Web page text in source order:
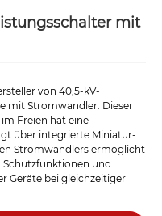
mit
von 40,5-kV-
mit Stromwandler. Dieser
Freien hat eine
über integrierte Miniatur-
Stromwandlers ermöglicht
Schutzfunktionen und
Geräte bei gleichzeitiger